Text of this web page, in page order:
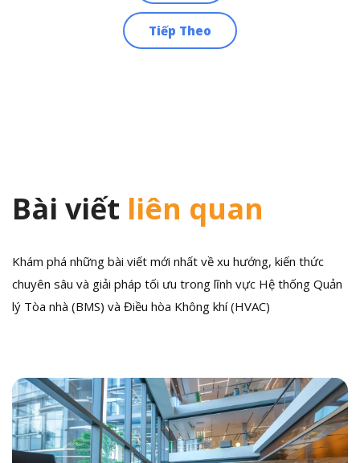
Tiếp Theo
Bài viết liên quan
Khám phá những bài viết mới nhất về xu hướng, kiến thức
chuyên sâu và giải pháp tối ưu trong lĩnh vực Hệ thống Quản
lý Tòa nhà (BMS) và Điều hòa Không khí (HVAC)